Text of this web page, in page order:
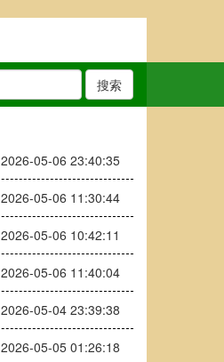
搜索
2026-05-06 23:40:35
2026-05-06 11:30:44
2026-05-06 10:42:11
2026-05-06 11:40:04
2026-05-04 23:39:38
2026-05-05 01:26:18